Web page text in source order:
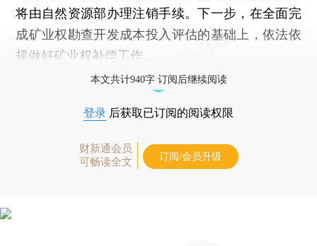
将由自然资源部办理注销手续。下一步，在全面完
成矿业权勘查开发成本投入评估的基础上，依法依
规做好矿业权补偿工作。
本文共计940字 订阅后继续阅读
登录 后获取已订阅的阅读权限
财新通会员
可畅读全文
订阅/会员升级